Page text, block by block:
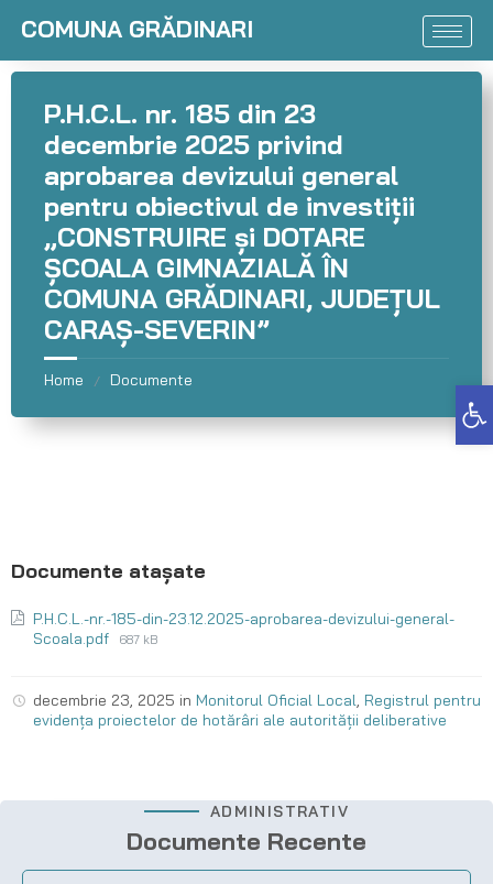
Deschide bara de unelte
COMUNA GRĂDINARI
P.H.C.L. nr. 185 din 23
decembrie 2025 privind
aprobarea devizului general
pentru obiectivul de investiții
„CONSTRUIRE și DOTARE
ȘCOALA GIMNAZIALĂ ÎN
COMUNA GRĂDINARI, JUDEȚUL
CARAȘ-SEVERIN”
Home / Documente
P.H.C.L.-nr.-185-din-23.12.2025-aprobarea-devizului-general-
Scoala.pdf
687 kB
decembrie 23, 2025 in Monitorul Oficial Local, Registrul pentru
evidența proiectelor de hotărâri ale autorității deliberative
ADMINISTRATIV
Documente Recente